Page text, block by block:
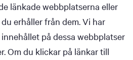
länkade webbplatserna eller
erhåller från dem. Vi har
på dessa webbplatser
Om du klickar på länkar till